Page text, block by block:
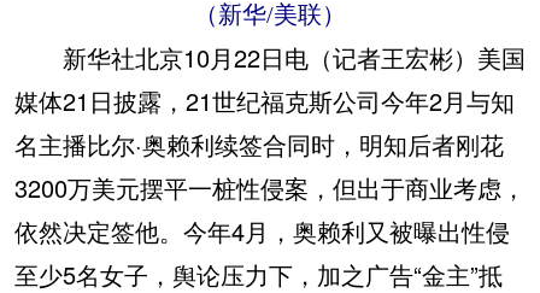
（新华/美联）
新华社北京10月22日电（记者王宏彬） 美国
媒体21日披露，21世纪福克斯公司今年2月与知
名主播比尔·奥赖利续签合同时，明知后者刚花
3200万美元摆平一桩性侵案，但出于商业考虑，
依然决定签他。今年4月，奥赖利又被曝出性侵
至少5名女子，舆论压力下，加之广告“金主”抵